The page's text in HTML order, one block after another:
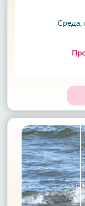
Среда,